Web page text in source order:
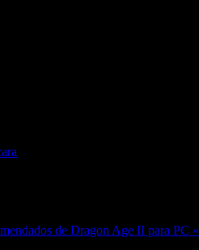
de Dragon Age II para PC »